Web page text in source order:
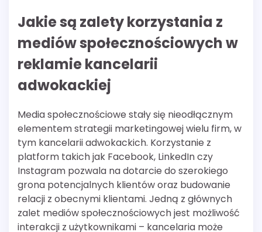
Jakie są zalety korzystania z
mediów społecznościowych w
reklamie kancelarii
adwokackiej
Media społecznościowe stały się nieodłącznym
elementem strategii marketingowej wielu firm, w
tym kancelarii adwokackich. Korzystanie z
platform takich jak Facebook, LinkedIn czy
Instagram pozwala na dotarcie do szerokiego
grona potencjalnych klientów oraz budowanie
relacji z obecnymi klientami. Jedną z głównych
zalet mediów społecznościowych jest możliwość
interakcji z użytkownikami – kancelaria może